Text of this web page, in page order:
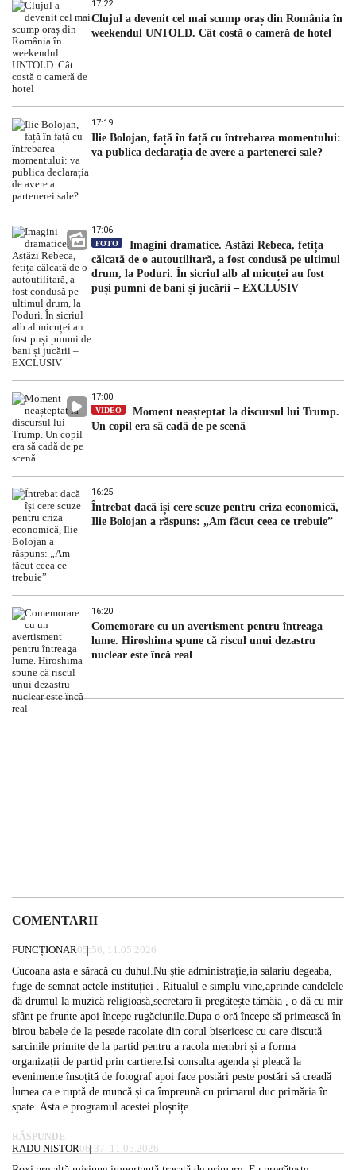
dezvăluit
17:22
Clujul a devenit cel mai scump oraș din România în
weekendul UNTOLD. Cât costă o cameră de hotel
17:19
Ilie Bolojan, față în față cu întrebarea momentului:
va publica declarația de avere a partenerei sale?
17:06
FOTO
Imagini dramatice. Astăzi Rebeca, fetița
călcată de o autoutilitară, a fost condusă pe ultimul
drum, la Poduri. În sicriul alb al micuței au fost
puși pumni de bani și jucării – EXCLUSIV
17:00
VIDEO
Moment neașteptat la discursul lui Trump.
Un copil era să cadă de pe scenă
16:25
Întrebat dacă își cere scuze pentru criza economică,
Ilie Bolojan a răspuns: „Am făcut ceea ce trebuie”
16:20
Comemorare cu un avertisment pentru întreaga
lume. Hiroshima spune că riscul unui dezastru
nuclear este încă real
COMENTARII
FUNCȚIONAR05:56, 11.05.2026
Cucoana asta e săracă cu duhul.Nu știe administrație,ia salariu degeaba,
fuge de semnat actele instituției . Ritualul e simplu vine,aprinde candelele
dă drumul la muzică religioasă,secretara îi pregătește tămăia , o dă cu mir
sfânt pe frunte apoi începe rugăciunile.Dupa o oră începe să primească în
birou babele de la pesede racolate din corul bisericesc cu care discută
sarcinile primite de la partid pentru a racola membri și a forma
organizații de partid prin cartiere.Isi consulta agenda și pleacă la
evenimente însoțită de fotograf apoi face postări peste postări să creadă
lumea ca e ruptă de muncă și ca împreună cu primarul duc primăria în
spate. Asta e programul acestei ploșnițe .
RĂSPUNDE
RADU NISTOR06:37, 11.05.2026